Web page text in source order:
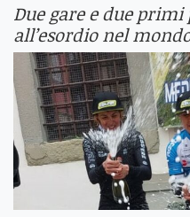
Due gare e due
all’esordio nel